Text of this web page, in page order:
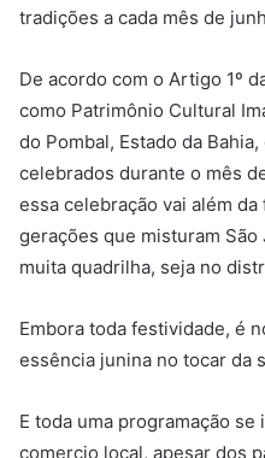
tradições a cada mês de
De acordo com o Artigo 1º
como Patrimônio Cultural
do Pombal, Estado da
celebrados durante o mês
essa celebração vai além
gerações que misturam São
muita quadrilha, seja no
Embora toda festividade, é
essência junina no tocar da
E toda uma programação
comercio local, apesar dos